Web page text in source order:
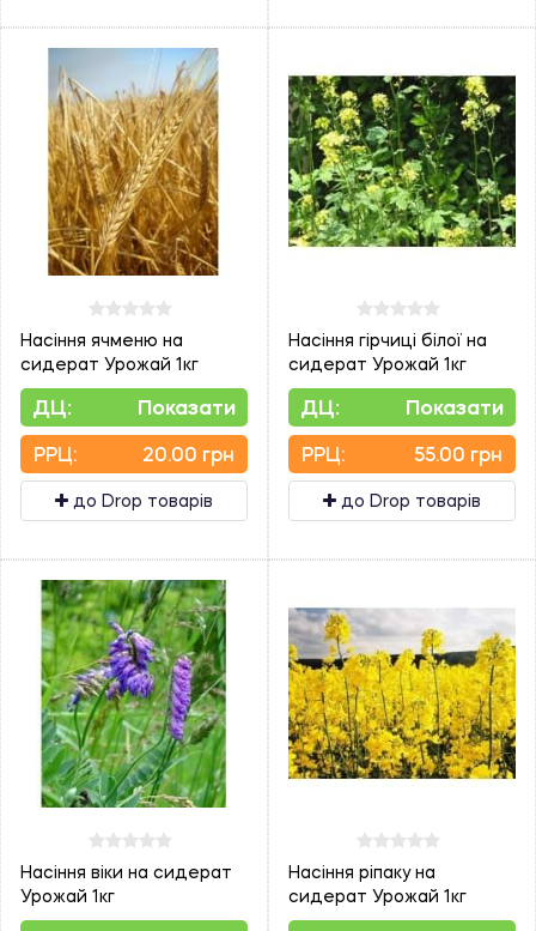
Насіння ячменю на
сидерат Урожай 1кг
ДЦ: Показати
PPЦ: 20.00 грн
до Drop товарів
Насіння гірчиці білої на
сидерат Урожай 1кг
ДЦ: Показати
PPЦ: 55.00 грн
до Drop товарів
Насіння віки на сидерат
Урожай 1кг
Насіння ріпаку на
сидерат Урожай 1кг